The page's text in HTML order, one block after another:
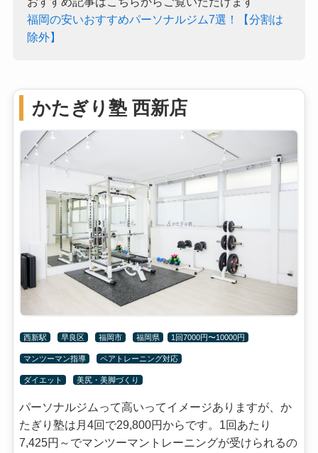
福岡の安いおすすめパーソナルジム7選！【分割は
除外】
かたぎり塾 西新店
西新駅 早良区 福岡市 福岡県 1回7000円〜10000円
マンツーマン指導 ペアトレーニング対応
ダイエット 美尻・美脚づくり
パーソナルジムって高いってイメージありますが、か
たぎり塾は月4回で29,800円からです。1回あたり
7,425円～でマンツーマントレーニングが受けられるの